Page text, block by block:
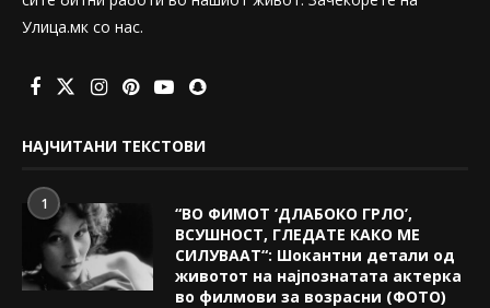
Улица.мк со нас.
НАЈЧИТАНИ ТЕКСТОВИ
1
“ВО ФИМОТ ‘ДЛАБОКО ГРЛО’,
ВСУШНОСТ, ГЛЕДАТЕ КАКО МЕ
СИЛУВААТ“: Шокантни детали од
животот на најпознатата актерка
во филмови за возрасни (ФОТО)